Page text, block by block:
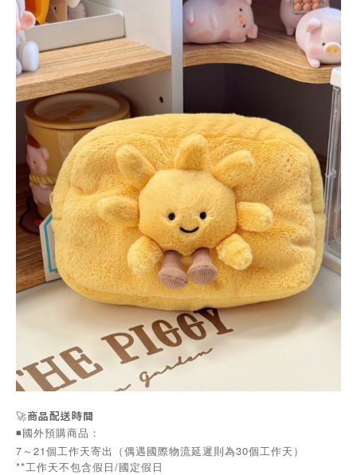
🚀商品配送時間
◾️國外預購商品：
7～21個工作天寄出（偶遇國際物流延遲則為30個工作天）
**工作天不包含假日/國定假日